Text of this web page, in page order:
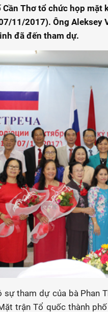
Cần Thơ tổ chức họp
11/2017). Ông Aleksey
đã đến tham dự.
tham dự của bà Phan
trận Tổ quốc thành